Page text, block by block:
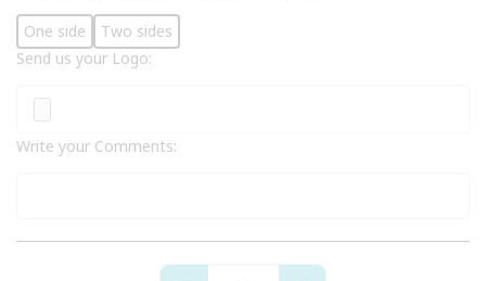
One side
Two sides
Send us your Logo:
Write your Comments: